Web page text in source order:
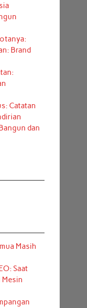
Brand
Catatan
dan
Masih
Saat
Mesin